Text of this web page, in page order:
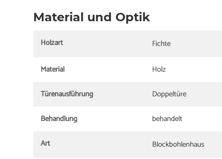
Material und Optik
Holzart Fichte
Material
Holz
Türenausführung
Doppeltüre
Behandlung
behandelt
Art
Blockbohlenhaus